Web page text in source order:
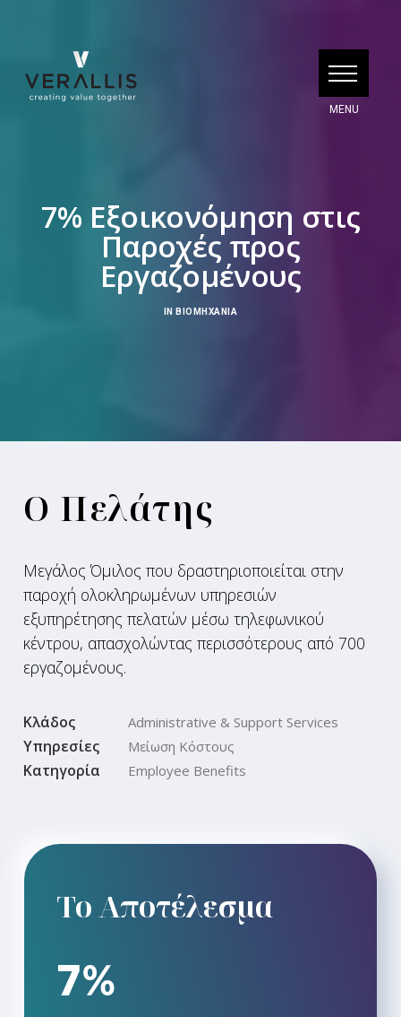
7% Εξοικονόμηση στις
Παροχές προς
Εργαζομένους
IN ΒΙΟΜΗΧΑΝΊΑ
Ο Πελάτης
Μεγάλος Όμιλος που δραστηριοποιείται στην
παροχή ολοκληρωμένων υπηρεσιών
εξυπηρέτησης πελατών μέσω τηλεφωνικού
κέντρου, απασχολώντας περισσότερους από 700
εργαζομένους.
Κλάδος Administrative & Support Services
Υπηρεσίες Μείωση Κόστους
Κατηγορία Employee Benefits
Το Αποτέλεσμα
7%